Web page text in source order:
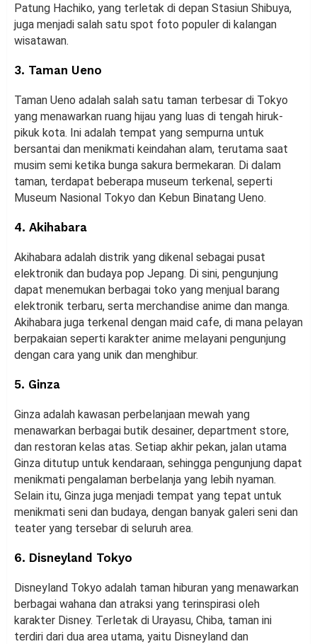
Patung Hachiko, yang terletak di depan Stasiun Shibuya,
juga menjadi salah satu spot foto populer di kalangan
wisatawan.
3. Taman Ueno
Taman Ueno adalah salah satu taman terbesar di Tokyo
yang menawarkan ruang hijau yang luas di tengah hiruk-
pikuk kota. Ini adalah tempat yang sempurna untuk
bersantai dan menikmati keindahan alam, terutama saat
musim semi ketika bunga sakura bermekaran. Di dalam
taman, terdapat beberapa museum terkenal, seperti
Museum Nasional Tokyo dan Kebun Binatang Ueno.
4. Akihabara
Akihabara adalah distrik yang dikenal sebagai pusat
elektronik dan budaya pop Jepang. Di sini, pengunjung
dapat menemukan berbagai toko yang menjual barang
elektronik terbaru, serta merchandise anime dan manga.
Akihabara juga terkenal dengan maid cafe, di mana pelayan
berpakaian seperti karakter anime melayani pengunjung
dengan cara yang unik dan menghibur.
5. Ginza
Ginza adalah kawasan perbelanjaan mewah yang
menawarkan berbagai butik desainer, department store,
dan restoran kelas atas. Setiap akhir pekan, jalan utama
Ginza ditutup untuk kendaraan, sehingga pengunjung dapat
menikmati pengalaman berbelanja yang lebih nyaman.
Selain itu, Ginza juga menjadi tempat yang tepat untuk
menikmati seni dan budaya, dengan banyak galeri seni dan
teater yang tersebar di seluruh area.
6. Disneyland Tokyo
Disneyland Tokyo adalah taman hiburan yang menawarkan
berbagai wahana dan atraksi yang terinspirasi oleh
karakter Disney. Terletak di Urayasu, Chiba, taman ini
terdiri dari dua area utama, yaitu Disneyland dan